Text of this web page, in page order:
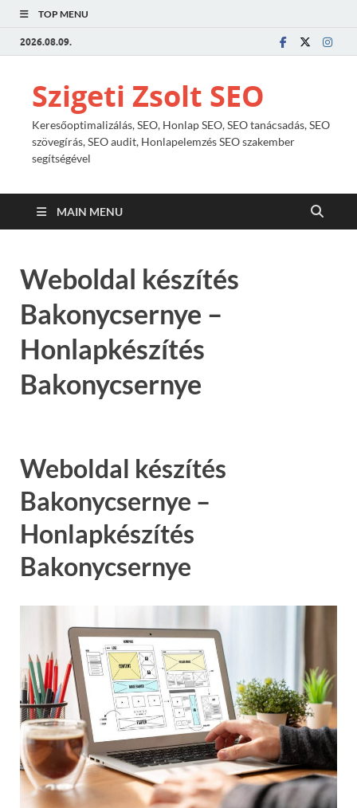
TOP MENU
2026.08.09.
Szigeti Zsolt SEO
Keresőoptimalizálás, SEO, Honlap SEO, SEO tanácsadás, SEO
szövegírás, SEO audit, Honlapelemzés SEO szakember
segítségével
MAIN MENU
Weboldal készítés
Bakonycsernye –
Honlapkészítés
Bakonycsernye
Weboldal készítés
Bakonycsernye –
Honlapkészítés
Bakonycsernye